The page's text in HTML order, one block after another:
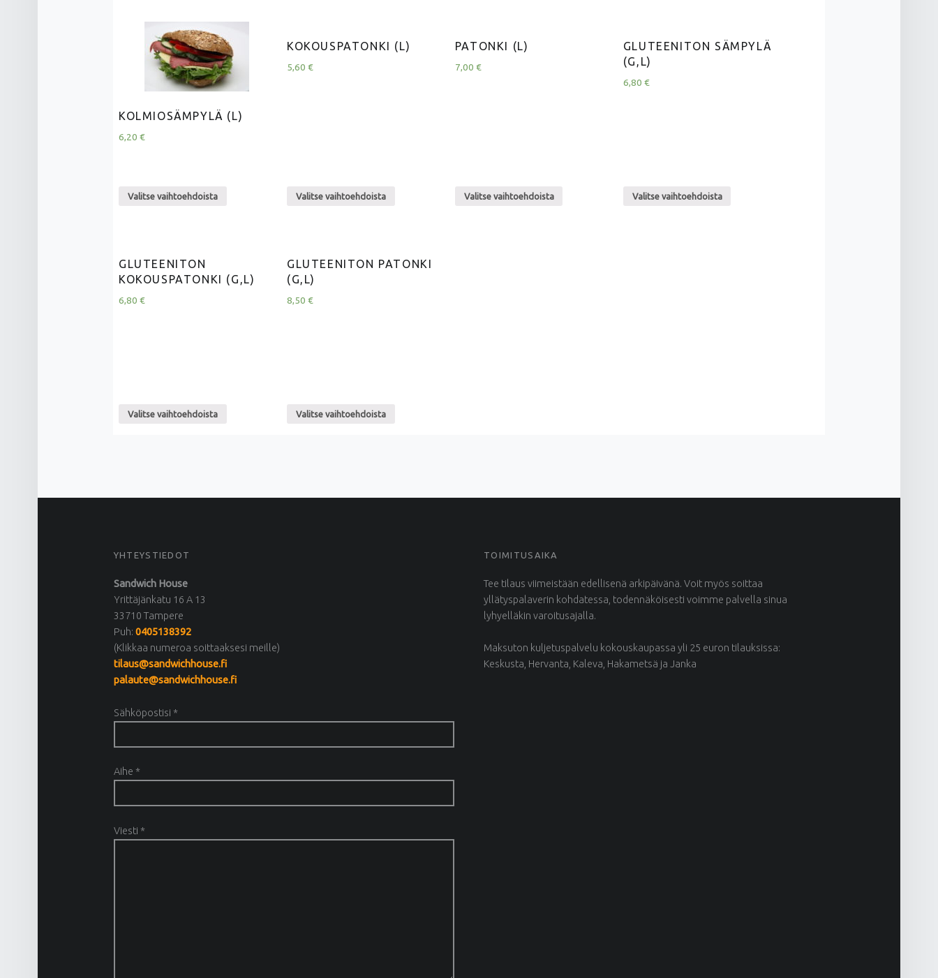
KOLMIOSÄMPYLÄ (L)
6,20 €
Valitse vaihtoehdoista
KOKOUSPATONKI (L)
5,60 €
Valitse vaihtoehdoista
PATONKI (L)
7,00 €
Valitse vaihtoehdoista
GLUTEENITON SÄMPYLÄ
(G,L)
6,80 €
Valitse vaihtoehdoista
GLUTEENITON
KOKOUSPATONKI (G,L)
6,80 €
Valitse vaihtoehdoista
GLUTEENITON PATONKI
(G,L)
8,50 €
Valitse vaihtoehdoista
FOOTER SIDEBAR
YHTEYSTIEDOT
Sandwich House
Yrittäjänkatu 16 A 13
33710 Tampere
Puh: 0405138392
(Klikkaa numeroa soittaaksesi meille)
tilaus@sandwichhouse.fi
palaute@sandwichhouse.fi
Sähköpostisi *
Aihe *
Viesti *
TOIMITUSAIKA
Tee tilaus viimeistään edellisenä arkipäivänä. Voit myös soittaa
yllätyspalaverin kohdatessa, todennäköisesti voimme palvella sinua
lyhyelläkin varoitusajalla.
Maksuton kuljetuspalvelu kokouskaupassa yli 25 euron tilauksissa:
Keskusta, Hervanta, Kaleva, Hakametsä ja Janka